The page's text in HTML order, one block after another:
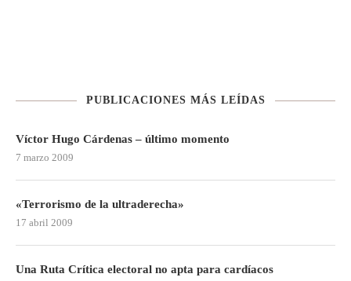
PUBLICACIONES MÁS LEÍDAS
Víctor Hugo Cárdenas – último momento
7 marzo 2009
«Terrorismo de la ultraderecha»
17 abril 2009
Una Ruta Crítica electoral no apta para cardíacos